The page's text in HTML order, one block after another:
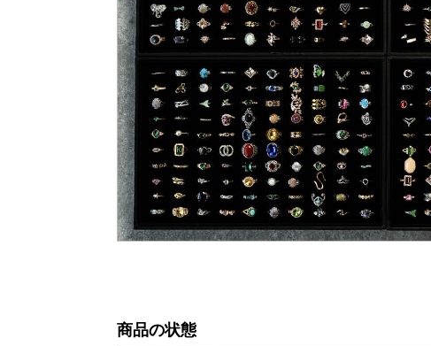
商品の状態